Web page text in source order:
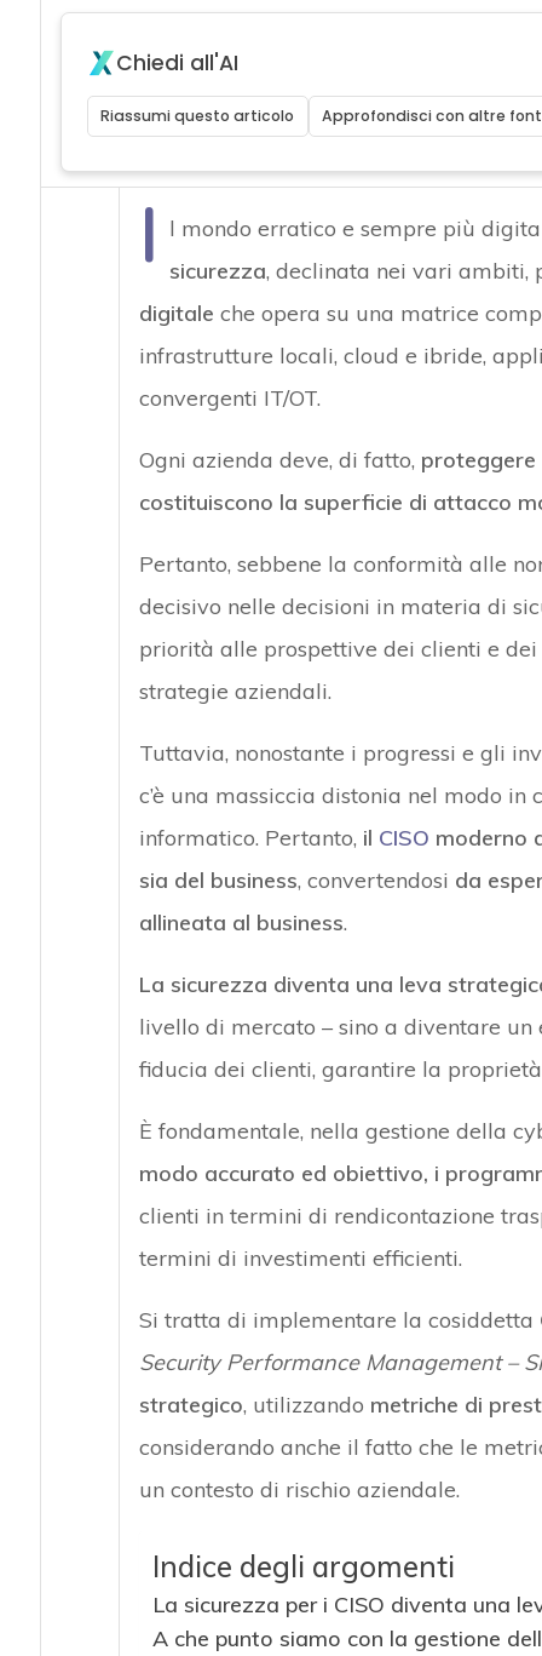
Chiedi all'AI
Riassumi questo articolo Approfondisci con altre
I
l mondo erratico e sempre più
sicurezza, declinata nei vari ambiti,
digitale che opera su una matrice
infrastrutture locali, cloud e ibride,
convergenti IT/OT.
Ogni azienda deve, di fatto, proteggere
costituiscono la superficie di attacco
Pertanto, sebbene la conformità alle
decisivo nelle decisioni in materia di
priorità alle prospettive dei clienti e
strategie aziendali.
Tuttavia, nonostante i progressi e gli
c’è una massiccia distonia nel modo
informatico. Pertanto, il CISO moderno
sia del business, convertendosi da
allineata al business.
La sicurezza diventa una leva
livello di mercato – sino a diventare
fiducia dei clienti, garantire la
È fondamentale, nella gestione della
modo accurato ed obiettivo, i
clienti in termini di rendicontazione
termini di investimenti efficienti.
Si tratta di implementare la cosiddetta
Security Performance Management –
strategico, utilizzando metriche di
considerando anche il fatto che le
un contesto di rischio aziendale.
Indice degli argomenti
La sicurezza per i CISO diventa una
A che punto siamo con la gestione